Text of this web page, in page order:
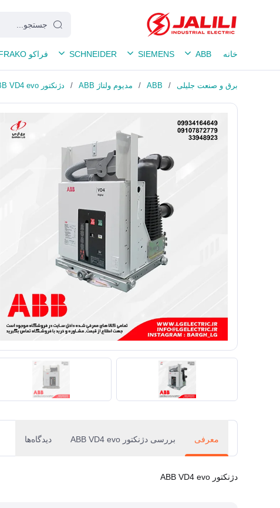
خانه ABB
SIEMENS
SCHNEIDER فراکو FRAKO
برق و صنعت جلیلی /
ABB
/ مدیوم ولتاژ ABB / دژنکتور ABB VD4 evo
معرفی بررسی دژنکتور ABB VD4 evo دیدگاه‌ها
دژنکتور ABB VD4 evo